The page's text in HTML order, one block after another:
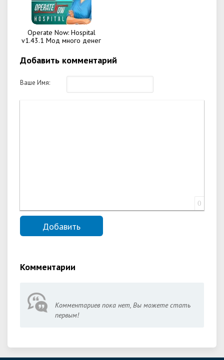
Operate Now: Hospital
v1.43.1 Мод много денег
Добавить комментарий
Ваше Имя:
0
Комментарии
Комментариев пока нет, Вы можете стать
первым!